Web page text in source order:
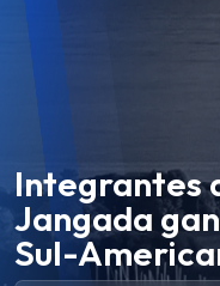
Integrantes
Jangada
Sul-